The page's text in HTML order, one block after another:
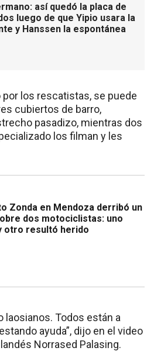
así quedó la placa de
luego de que Yipio usara la
y Hanssen la espontánea
los rescatistas, se puede
cubiertos de barro,
pasadizo, mientras dos
los filman y les
Zonda en Mendoza derribó un
dos motociclistas: uno
otro resultó herido
laosianos. Todos están a
ayuda”, dijo en el video
Norrased Palasing.